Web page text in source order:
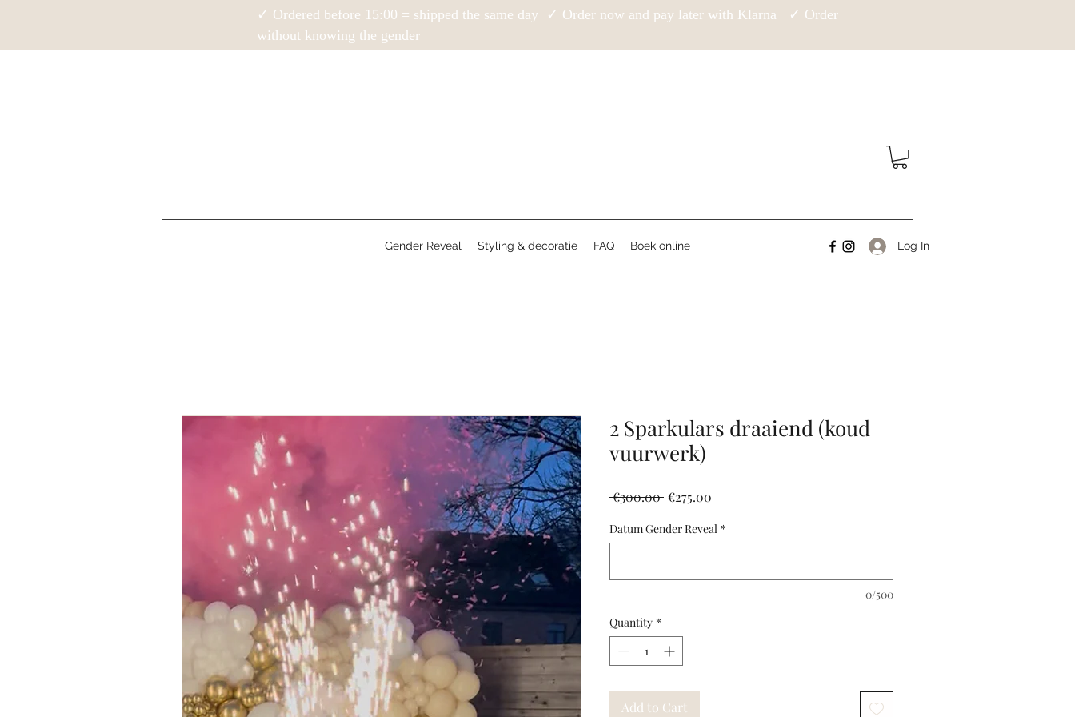
✓ Ordered before 15:00 = shipped the same day ✓ Order now and pay later with Klarna ✓ Order
without knowing the gender
Gender Reveal Styling & decoratie FAQ Boek online Log In
2 Sparkulars draaiend (koud
vuurwerk)
€300.00 Regular
€275.00
Datum Gender Reveal *
0/500
Quantity *
Add to Cart